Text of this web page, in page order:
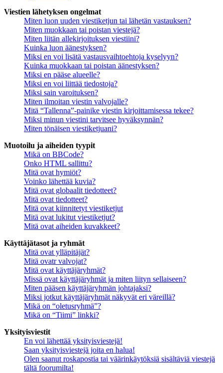
Viestien lähetyksen ongelmat
Miten luon uuden viestiketjun tai lähetän vastauksen?
Miten muokkaan tai poistan viestejä?
Miten liitän allekirjoituksen viestiini?
Kuinka luon äänestyksen?
Miksi en voi lisätä vastausvaihtoehtoja kyselyyn?
Kuinka muokkaan tai poistan äänestyksen?
Miksi en pääse alueelle?
Miksi en voi liittää tiedostoja?
Miksi sain varoituksen?
Miten ilmoitan viestin valvojalle?
Mitä “Tallenna”-painike viestin kirjoittamisessa tekee?
Miksi minun viestini tarvitsee hyväksynnän?
Miten tönäisen viestiketjuani?
Muotoilu ja aiheiden tyypit
Mikä on BBCode?
Onko HTML sallittu?
Mitä ovat hymiöt?
Voinko lähettää kuvia?
Mitä ovat globaalit tiedotteet?
Mitä ovat tiedotteet?
Mitä ovat kiinnitetyt viestiketjut
Mitä ovat lukitut viestiketjut?
Mitä ovat aiheiden kuvakkeet?
Käyttäjätasot ja ryhmät
Mitä ovat ylläpitäjät?
Mitä ovatr valvojat?
Mitä ovat käyttäjäryhmät?
Missä ovat käyttäjäryhmät ja miten liityn sellaiseen?
Miten pääsen käyttäjäryhmän johtajaksi?
Miksi jotkut käyttäjäryhmät näkyvät eri väreillä?
Mikä on “oletusryhmä”?
Mikä on “Tiimi” linkki?
Yksityisviestit
En voi lähettää yksityisviestejä!
Saan yksityisviestejä joita en halua!
Olen saanut roskapostia tai väärinkäytöksiä sisältäviä viestejä
tältä foorumilta!